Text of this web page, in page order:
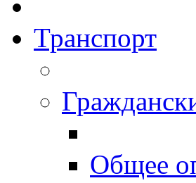
Транспорт
Общее